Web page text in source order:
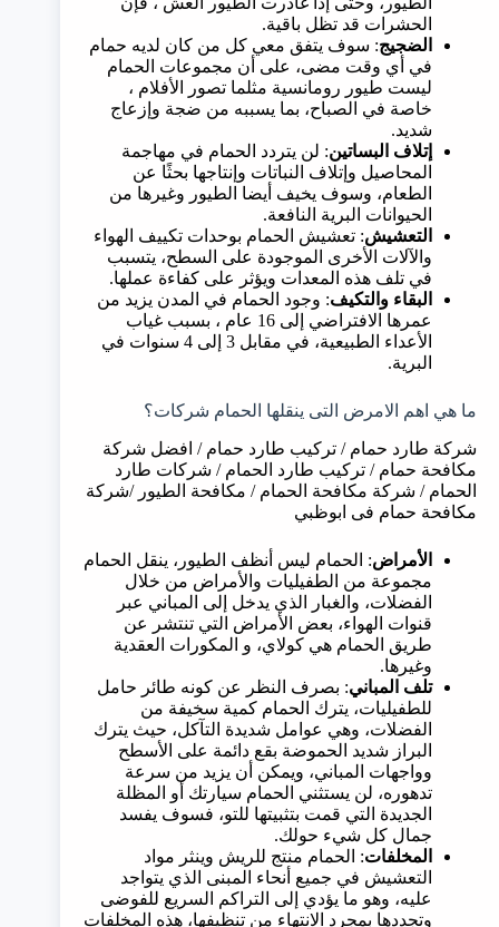
الحشرات قد تظل باقية.
الضجيج: سوف يتفق معي كل من كان لديه حمام
في أي وقت مضى، على أن مجموعات الحمام
ليست طيور رومانسية مثلما تصور الأفلام ،
خاصة في الصباح، بما يسببه من ضجة وإزعاج
شديد.
إتلاف البساتين: لن يتردد الحمام في مهاجمة
المحاصيل وإتلاف النباتات وإنتاجها بحثًا عن
الطعام، وسوف يخيف أيضا الطيور وغيرها من
الحيوانات البرية النافعة.
التعشيش: تعشيش الحمام بوحدات تكييف الهواء
والآلات الأخرى الموجودة على السطح، يتسبب
في تلف هذه المعدات ويؤثر على كفاءة عملها.
البقاء والتكيف: وجود الحمام في المدن يزيد من
عمرها الافتراضي إلى 16 عام ، بسبب غياب
الأعداء الطبيعية، في مقابل 3 إلى 4 سنوات في
البرية.
ما هي اهم الامرض التى ينقلها الحمام شركات؟
شركة طارد حمام / تركيب طارد حمام / افضل شركة
مكافحة حمام / تركيب طارد الحمام / شركات طارد
الحمام / شركة مكافحة الحمام / مكافحة الطيور /شركة
مكافحة حمام فى ابوظبي
الأمراض: الحمام ليس أنظف الطيور، ينقل الحمام
مجموعة من الطفيليات والأمراض من خلال
الفضلات، والغبار الذي يدخل إلى المباني عبر
قنوات الهواء، بعض الأمراض التي تنتشر عن
طريق الحمام هي كولاي، و المكورات العقدية
وغيرها.
تلف المباني: بصرف النظر عن كونه طائر حامل
للطفيليات، يترك الحمام كمية سخيفة من
الفضلات، وهي عوامل شديدة التآكل، حيث يترك
البراز شديد الحموضة بقع دائمة على الأسطح
وواجهات المباني، ويمكن أن يزيد من سرعة
تدهوره، لن يستثني الحمام سيارتك أو المظلة
الجديدة التي قمت بتثبيتها للتو، فسوف يفسد
جمال كل شيء حولك.
المخلفات: الحمام منتج للريش وينثر مواد
التعشيش في جميع أنحاء المبنى الذي يتواجد
عليه، وهو ما يؤدي إلى التراكم السريع للفوضى
وتجددها بمجرد الانتهاء من تنظيفها، هذه المخلفات